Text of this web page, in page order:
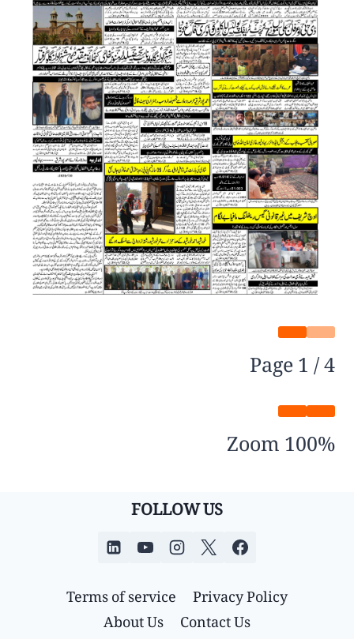
Page1/4
Zoom100%
FOLLOW US
Privacy Policy
Terms of service
Contact Us
About Us